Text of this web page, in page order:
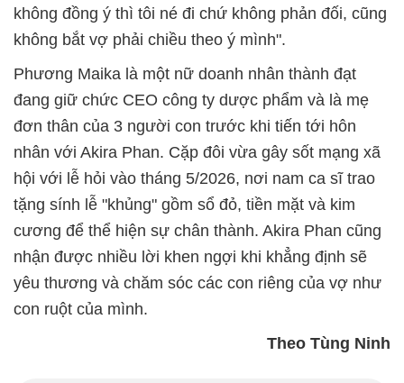
không đồng ý thì tôi né đi chứ không phản đối, cũng
không bắt vợ phải chiều theo ý mình".
Phương Maika là một nữ doanh nhân thành đạt
đang giữ chức CEO công ty dược phẩm và là mẹ
đơn thân của 3 người con trước khi tiến tới hôn
nhân với Akira Phan. Cặp đôi vừa gây sốt mạng xã
hội với lễ hỏi vào tháng 5/2026, nơi nam ca sĩ trao
tặng sính lễ "khủng" gồm sổ đỏ, tiền mặt và kim
cương để thể hiện sự chân thành. Akira Phan cũng
nhận được nhiều lời khen ngợi khi khẳng định sẽ
yêu thương và chăm sóc các con riêng của vợ như
con ruột của mình.
Theo Tùng Ninh